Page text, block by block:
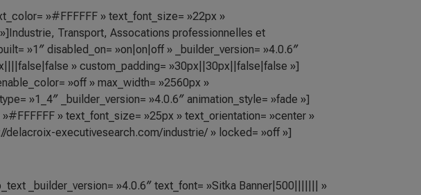
»#FFFFFF » text_font_size= »22px »
Transport, Assocations professionnelles et
»1″ disabled_on= »on|on|off » _builder_version= »4.0.6″
» custom_padding= »30px||30px||false|false »]
»off » max_width= »2560px »
»1_4″ _builder_version= »4.0.6″ animation_style= »fade »]
» text_font_size= »25px » text_orientation= »center »
executivesearch.com/industrie/ » locked= »off »]
_builder_version= »4.0.6″ text_font= »Sitka Banner|500||||||| »